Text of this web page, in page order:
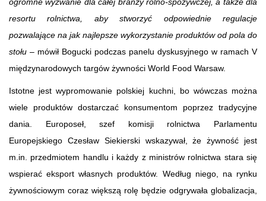
resortu rolnictwa, aby stworzyć odpowiednie regulacje
pozwalające na jak najlepsze wykorzystanie produktów od pola do
stołu – mówił Bogucki podczas panelu dyskusyjnego w ramach V
międzynarodowych targów żywności World Food Warsaw.
Istotne jest wypromowanie polskiej kuchni, bo wówczas można
wiele produktów dostarczać konsumentom poprzez tradycyjne
dania. Europoseł, szef komisji rolnictwa Parlamentu
Europejskiego Czesław Siekierski wskazywał, że żywność jest
m.in. przedmiotem handlu i każdy z ministrów rolnictwa stara się
wspierać eksport własnych produktów. Według niego, na rynku
żywnościowym coraz większą rolę będzie odgrywała globalizacja,